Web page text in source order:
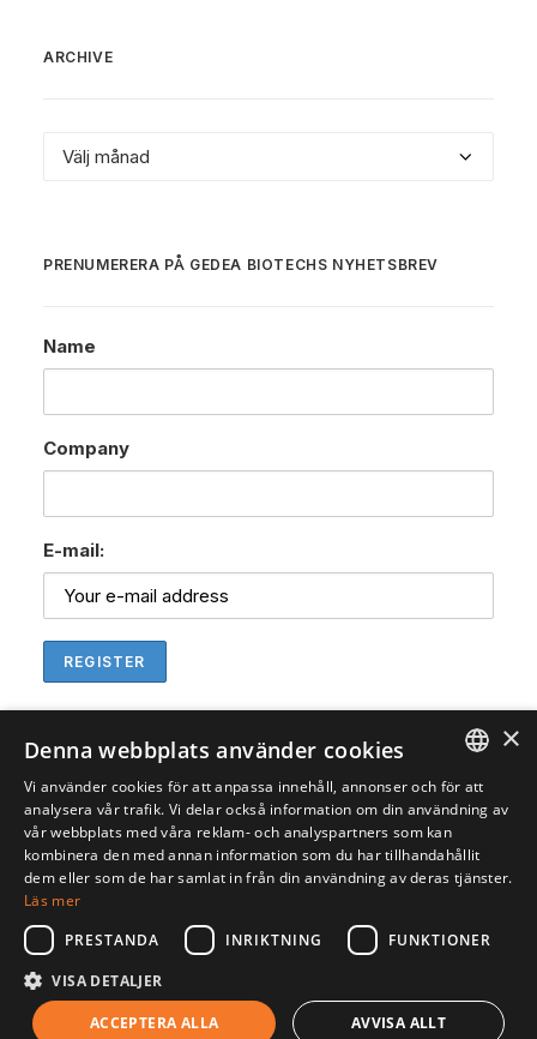
ARCHIVE
Archive
PRENUMERERA PÅ GEDEA BIOTECHS NYHETSBREV
Name
Company
E-mail:
© 2026 Gedea Biotech. All rights reserved
ENGLISH
SVENSKA
×
Denna webbplats använder cookies
Vi använder cookies för att anpassa innehåll, annonser och för att
analysera vår trafik. Vi delar också information om din användning av
vår webbplats med våra reklam- och analyspartners som kan
kombinera den med annan information som du har tillhandahållit
dem eller som de har samlat in från din användning av deras tjänster.
Läs mer
PRESTANDA
INRIKTNING FUNKTIONER
VISA DETALJER
ACCEPTERA ALLA AVVISA ALLT